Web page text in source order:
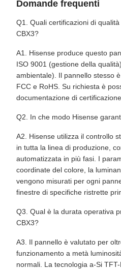
Domande frequenti
Q1. Quali certificazioni di
CBX3?
A1. Hisense produce questo
ISO 9001 (gestione della
ambientale). Il pannello stesso
FCC e RoHS. Su richiesta è
documentazione di
Q2. In che modo Hisense
A2. Hisense utilizza il controllo
in tutta la linea di produzione,
automatizzata in più fasi. I
coordinate del colore, la
vengono misurati per ogni
finestre di specifiche ristrette
Q3. Qual è la durata operativa
CBX3?
A3. Il pannello è valutato per
funzionamento a metà
normali. La tecnologia a-Si